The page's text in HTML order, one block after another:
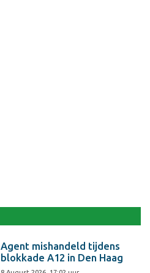
Agent mishandeld tijdens
blokkade A12 in Den Haag